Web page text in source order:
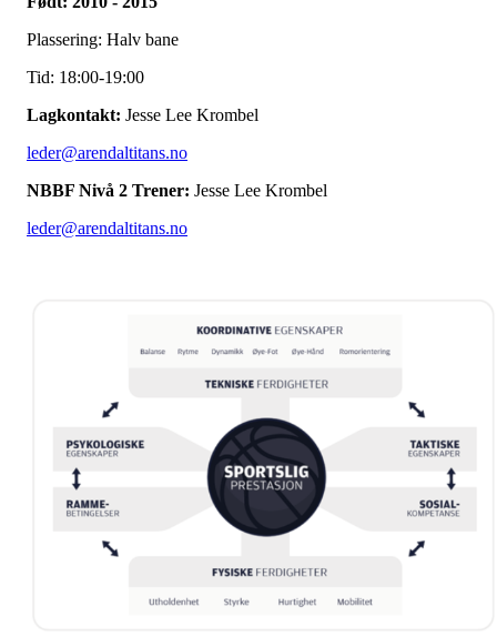
Plassering: Halv bane
Tid: 18:00-19:00
Lagkontakt: Jesse Lee Krombel
leder@arendaltitans.no
NBBF Nivå 2 Trener: Jesse Lee Krombel
leder@arendaltitans.no